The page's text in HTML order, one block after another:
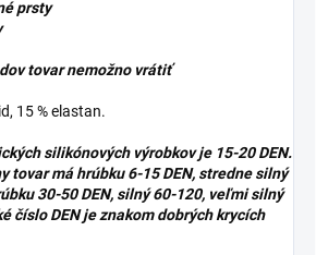
prsty
tovar nemožno vrátiť
15 % elastan.
silikónových výrobkov je 15-20 DEN.
tovar má hrúbku 6-15 DEN, stredne silný
30-50 DEN, silný 60-120, veľmi silný
číslo DEN je znakom dobrých krycích